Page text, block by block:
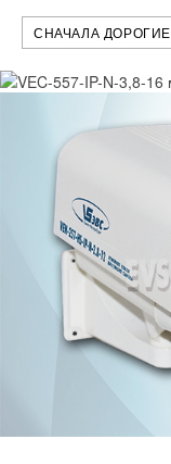
СНАЧАЛА ДОРОГИЕ